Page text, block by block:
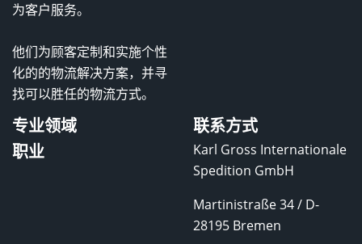
为客户服务。
他们为顾客定制和实施个性
化的的物流解决方案，并寻
找可以胜任的物流方式。
专业领域
职业
联系方式
Karl Gross Internationale
Spedition GmbH
Martinistraße 34 / D-
28195 Bremen